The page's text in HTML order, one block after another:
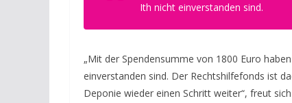
Ith nicht einverstanden sind.
„Mit der Spendensumme von 1800 Euro
einverstanden sind. Der Rechtshilfefonds ist
Deponie wieder einen Schritt weiter“, freut